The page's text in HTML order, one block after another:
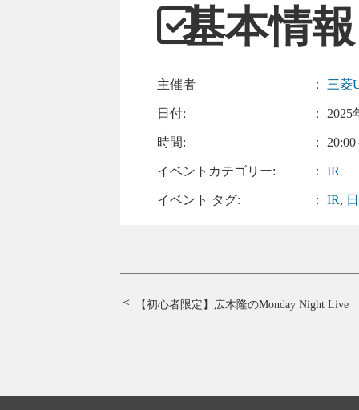
基本情報
主催者 ： 三菱
日付: ： 2025
時間: ：
イベントカテゴリー: ：IR
イベント タグ: ：IR,
【初心者限定】広木隆のMonday Night Live